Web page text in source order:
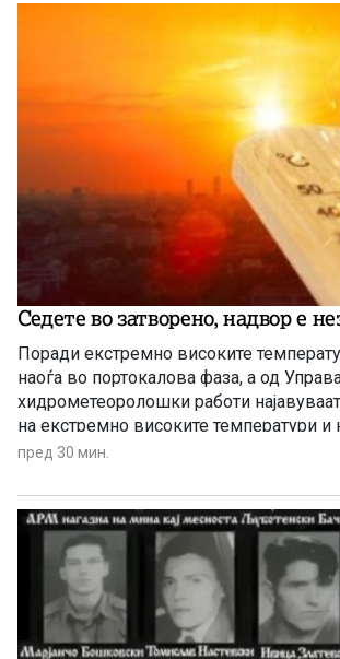
Седете во затворено, надвор е
Поради екстремно високите
наоѓа во портокалова фаза, а од
хидрометеоролошки работи
на екстремно високите температури и
пред 30 мин.